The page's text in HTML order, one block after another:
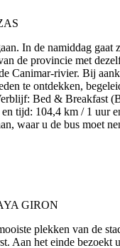
In de namiddag
de provincie met
Canimar-rivier. Bij
te ontdekken,
Bed & Breakfast
tijd: 104,4 km / 1 uur
waar u de bus moet
plekken van de
Aan het einde